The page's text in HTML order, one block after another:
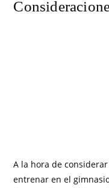
A la hora de
entrenar en el